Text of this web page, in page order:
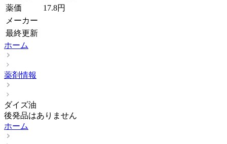
薬価
17.8円
メーカー
最終更新
ホーム
薬剤情報
ダイズ油
後発品はありません
ホーム